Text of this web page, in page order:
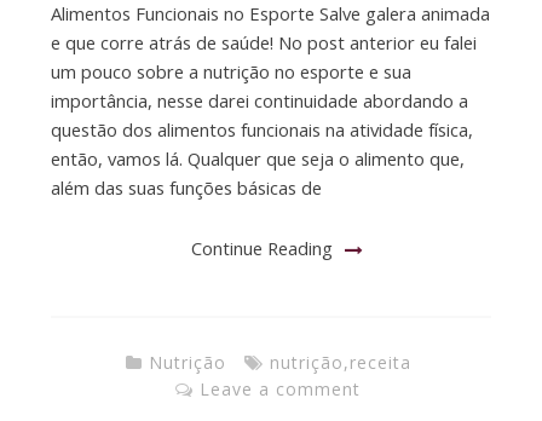
Alimentos Funcionais no Esporte Salve galera animada
e que corre atrás de saúde! No post anterior eu falei
um pouco sobre a nutrição no esporte e sua
importância, nesse darei continuidade abordando a
questão dos alimentos funcionais na atividade física,
então, vamos lá. Qualquer que seja o alimento que,
além das suas funções básicas de
Continue Reading
Nutrição nutrição,receita
Leave a comment